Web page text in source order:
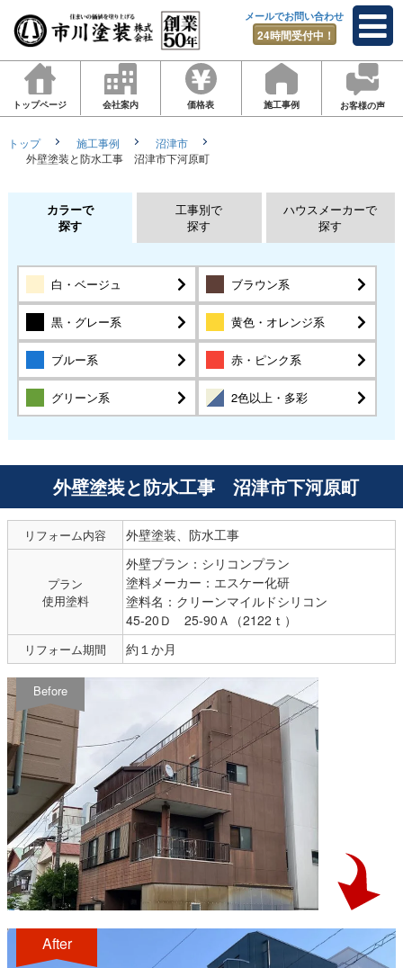
メールでお問い合わせ
24時間受付中！
トップページ 会社案内 価格表 施工事例 お客様の声
トップ 施工事例
沼津市
外壁塗装と防水工事 沼津市下河原町
カラーで
探す
工事別で
探す
ハウスメーカーで
探す
白・ベージュ ブラウン系
黒・グレー系 黄色・オレンジ系
ブルー系 赤・ピンク系
グリーン系 2色以上・多彩
外壁塗装と防水工事 沼津市下河原町
リフォーム内容 外壁塗装、防水工事
プラン
使用塗料
外壁プラン：シリコンプラン
塗料メーカー：エスケー化研
塗料名：クリーンマイルドシリコン
45-20Ｄ 25-90Ａ（2122ｔ）
リフォーム期間 約１か月
Before
After